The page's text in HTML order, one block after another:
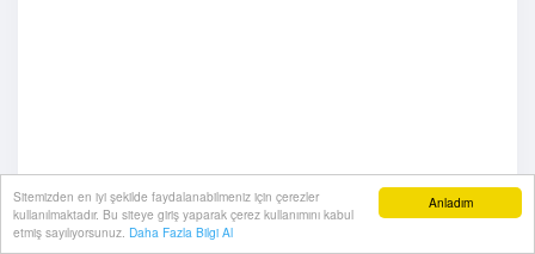
Anladım
Sitemizden en iyi şekilde faydalanabilmeniz için çerezler
kullanılmaktadır. Bu siteye giriş yaparak çerez kullanımını kabul
etmiş sayılıyorsunuz. Daha Fazla Bilgi Al